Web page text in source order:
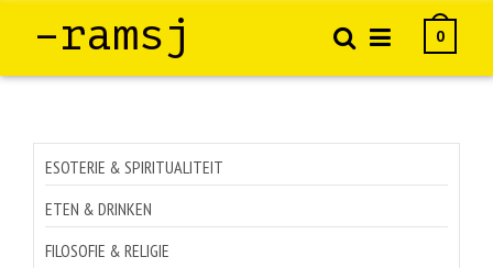
–ramsj 0
ESOTERIE & SPIRITUALITEIT
ETEN & DRINKEN
FILOSOFIE & RELIGIE